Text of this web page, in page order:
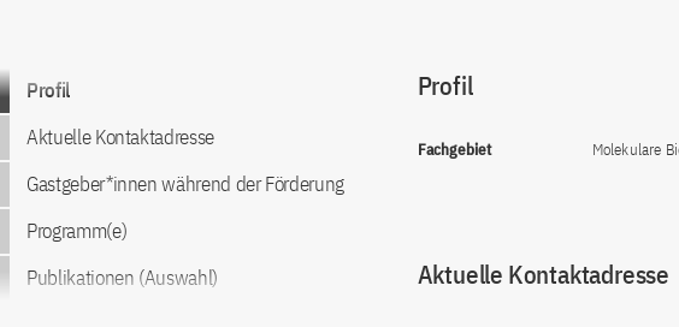
Zum Inhalt springen
Profil
Aktuelle Kontaktadresse
Gastgeber*innen während der Förderung
Programm(e)
Publikationen (Auswahl)
Profil
Fachgebiet Molekulare
Aktuelle Kontaktadresse